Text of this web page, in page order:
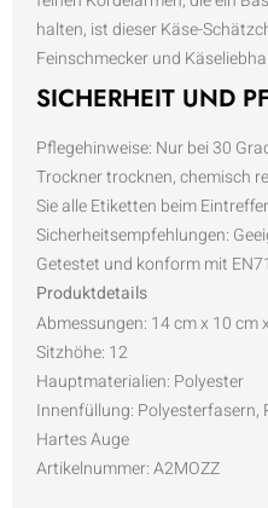
halten, ist dieser Käse-
Feinschmecker und
SICHERHEIT UND
Pflegehinweise: Nur bei 30
Trockner trocknen, chemisch
Sie alle Etiketten beim
Sicherheitsempfehlungen:
Getestet und konform mit
Produktdetails
Abmessungen: 14 cm x 10 cm
Sitzhöhe: 12
Hauptmaterialien: Polyester
Innenfüllung: Polyesterfasern,
Hartes Auge
Artikelnummer:A2MOZZ